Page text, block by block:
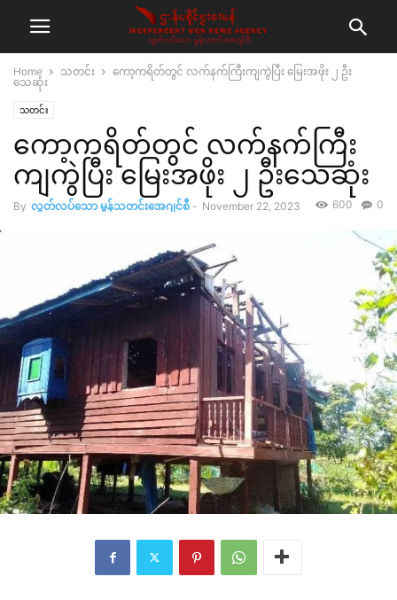
Home သတင်း
ကော့ကရိတ်တွင် လက်နက်ကြီးကျကွဲပြီး မြေးအဖိုး ၂ ဦး
သေဆုံး
သတင်း
ကော့ကရိတ်တွင် လက်နက်ကြီး
ကျကွဲပြီး မြေးအဖိုး ၂ ဦးသေဆုံး
By လွတ်လပ်သော မွန်သတင်းအေဂျင်စီ - November 22, 2023 0
600